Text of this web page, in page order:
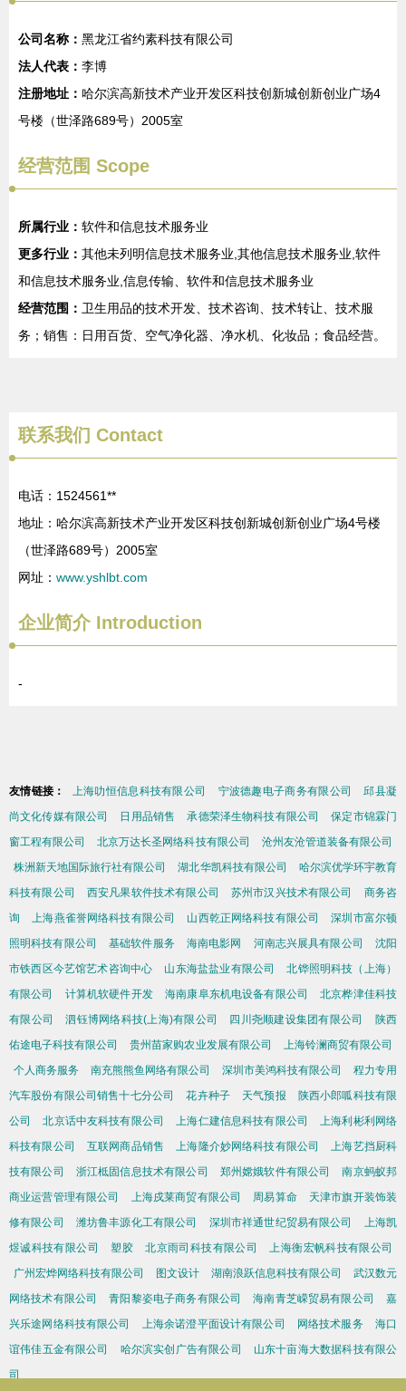
公司名称： 黑龙江省约素科技有限公司
法人代表： 李博
注册地址： 哈尔滨高新技术产业开发区科技创新城创新创业广场4
号楼（世泽路689号）2005室
经营范围 Scope
所属行业： 软件和信息技术服务业
更多行业： 其他未列明信息技术服务业,其他信息技术服务业,软件
和信息技术服务业,信息传输、软件和信息技术服务业
经营范围： 卫生用品的技术开发、技术咨询、技术转让、技术服
务；销售：日用百货、空气净化器、净水机、化妆品；食品经营。
联系我们 Contact
电话：1524561**
地址：哈尔滨高新技术产业开发区科技创新城创新创业广场4号楼
（世泽路689号）2005室
网址： www.yshlbt.com
企业简介Introduction
-
友情链接： 上海叻恒信息科技有限公司 宁波德趣电子商务有限公司
邱县凝
尚文化传媒有限公司
日用品销售 承德荣泽生物科技有限公司
保定市锦霖门
窗工程有限公司
北京万达长圣网络科技有限公司
沧州友沧管道装备有限公司
株洲新天地国际旅行社有限公司
湖北华凯科技有限公司
哈尔滨优学环宇教育
科技有限公司
西安凡果软件技术有限公司 苏州市汉兴技术有限公司
商务咨
询
上海燕雀誉网络科技有限公司 山西乾正网络科技有限公司
深圳市富尔顿
照明科技有限公司
基础软件服务 海南电影网 河南志兴展具有限公司
沈阳
市铁西区今艺馆艺术咨询中心
山东海盐盐业有限公司
北铧照明科技（上海）
有限公司
计算机软硬件开发 海南康阜东机电设备有限公司
北京桦津佳科技
有限公司
泗钰博网络科技(上海)有限公司 四川尧顺建设集团有限公司
陕西
佑途电子科技有限公司
贵州苗家购农业发展有限公司
上海铃澜商贸有限公司
个人商务服务
南充熊熊鱼网络有限公司 深圳市美鸿科技有限公司
程力专用
汽车股份有限公司销售十七分公司
花卉种子 天气预报
陕西小郎呱科技有限
公司
北京话中友科技有限公司 上海仁建信息科技有限公司
上海利彬利网络
科技有限公司
互联网商品销售 上海隆介妙网络科技有限公司
上海艺挡厨科
技有限公司
浙江柢固信息技术有限公司 郑州嫦娥软件有限公司
南京蚂蚁邦
商业运营管理有限公司
上海戍莱商贸有限公司 周易算命
天津市旗开装饰装
修有限公司
潍坊鲁丰源化工有限公司 深圳市祥通世纪贸易有限公司
上海凯
煜诚科技有限公司
塑胶 北京雨司科技有限公司
上海衡宏帆科技有限公司
广州宏烨网络科技有限公司
图文设计 湖南浪跃信息科技有限公司
武汉数元
网络技术有限公司
青阳黎姿电子商务有限公司 海南青芝嵘贸易有限公司
嘉
兴乐途网络科技有限公司
上海余诺澄平面设计有限公司 网络技术服务
海口
谊伟佳五金有限公司
哈尔滨实创广告有限公司
山东十亩海大数据科技有限公
司